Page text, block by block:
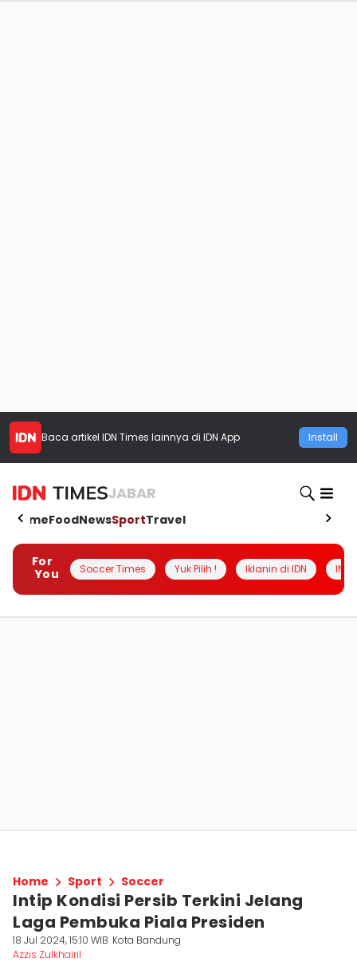
Baca artikel IDN Times lainnya di IDN App Install
JABAR
HomeFoodNewsSportTravel
For
You
Soccer Times Yuk Pilih ! Iklanin di IDN
Home Sport Soccer
Intip Kondisi Persib Terkini Jelang
Laga Pembuka Piala Presiden
18 Jul 2024, 15:10 WIB Kota Bandung
Azzis Zulkhairil